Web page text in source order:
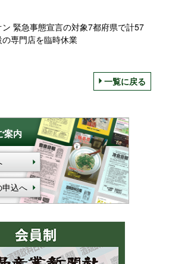
ン 緊急事態宣言の対象7都府県で計57
の専門店を臨時休業
一覧に戻る
案内
込へ